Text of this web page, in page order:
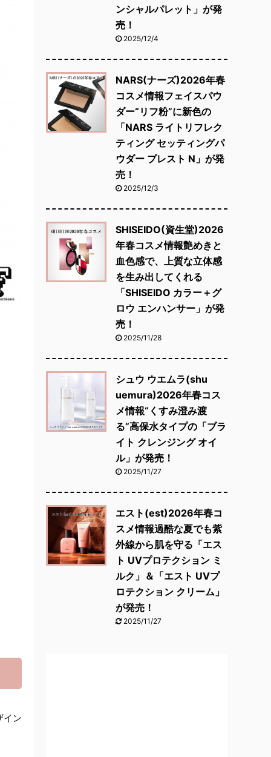
イン
ンシャルパレット」が発
売！
2025/12/4
NARS(ナーズ)2026年春
コスメ情報フェイスパウ
ダー“リフ粉”に新色の
「NARS ライトリフレク
ティング セッティングパ
ウダー プレスト N」が発
売！
2025/12/3
SHISEIDO(資生堂)2026
年春コスメ情報艶めきと
血色感で、上質な立体感
を生み出してくれる
「SHISEIDO カラー＋グ
ロウ エンハンサー」が発
売！
2025/11/28
シュウ ウエムラ(shu
uemura)2026年春コス
メ情報“くすみ澄み渡
る”高保水タイプの「ブラ
イト クレンジング オイ
ル」が発売！
2025/11/27
エスト(est)2026年春コ
スメ情報過酷な夏でも紫
外線から肌を守る「エス
ト UVプロテクション ミ
ルク」＆「エスト UVプ
ロテクション クリーム」
が発売！
2025/11/27